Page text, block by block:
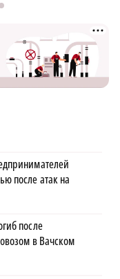
после атак на
после
в Вачском